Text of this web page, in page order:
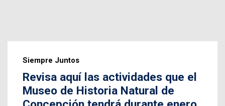
Siempre Juntos
Revisa aquí las actividades que el
Museo de Historia Natural de